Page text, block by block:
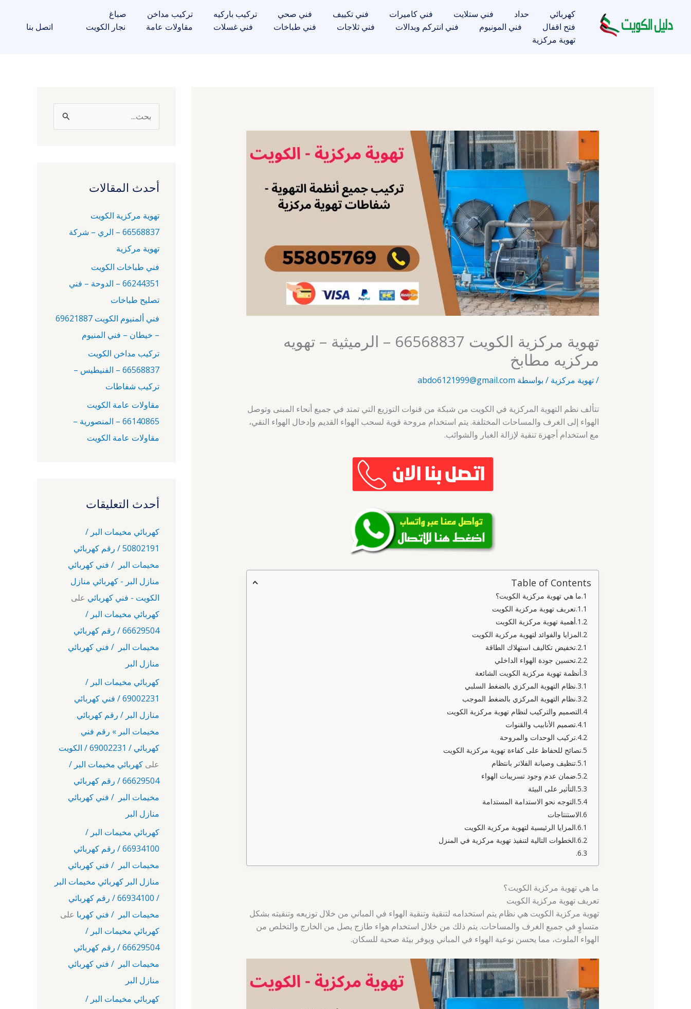
المحتوى
كهربائي حداد فني ستلايت فني كاميرات فني تكييف فني صحي تركيب باركيه تركيب مداخن
صباغ
فتح اقفال
فني المونيوم فني انتركم وبدالات فني ثلاجات فني طباخات فني غسلات مقاولات عامة
نجار الكويت
تهوية مركزية
اتصل بنا
تهوية مركزية الكويت 66568837 – الرميثية – تهويه
مركزيه مطابخ
/تهوية مركزية / بواسطة abdo6121999@gmail.com
تتألف نظم التهوية المركزية في الكويت من شبكة من قنوات التوزيع التي تمتد في جميع أنحاء المبنى وتوصل
الهواء إلى الغرف والمساحات المختلفة. يتم استخدام مروحة قوية لسحب الهواء القديم وإدخال الهواء النقي،
مع استخدام أجهزة تنقية لإزالة الغبار والشوائب.
Table of Contents
ما هي تهوية مركزية الكويت؟
تعريف تهوية مركزية الكويت
أهمية تهوية مركزية الكويت
المزايا والفوائد لتهوية مركزية الكويت
تخفيض تكاليف استهلاك الطاقة
تحسين جودة الهواء الداخلي
أنظمة تهوية مركزية الكويت الشائعة
نظام التهوية المركزي بالضغط السلبي
نظام التهوية المركزي بالضغط الموجب
التصميم والتركيب لنظام تهوية مركزية الكويت
تصميم الأنابيب والقنوات
تركيب الوحدات والمروحة
نصائح للحفاظ على كفاءة تهوية مركزية الكويت
تنظيف وصيانة الفلاتر بانتظام
ضمان عدم وجود تسريبات الهواء
التأثير على البيئة
التوجه نحو الاستدامة المستدامة
الاستنتاجات
المزايا الرئيسية لتهوية مركزية الكويت
الخطوات التالية لتنفيذ تهوية مركزية في المنزل
ما هي تهوية مركزية الكويت؟
تعريف تهوية مركزية الكويت
تهوية مركزية الكويت هي نظام يتم استخدامه لتنقية وتنقية الهواء في المباني من خلال توزيعه وتنقيته بشكل
متساوٍ في جميع الغرف والمساحات. يتم ذلك من خلال استخدام هواء طازج يصل من الخارج والتخلص من
الهواء الملوث، مما يحسن نوعية الهواء في المباني ويوفر بيئة صحية للسكان.
ث
ن
:
أحدث المقالات
تهوية مركزية الكويت
66568837 – الري – شركة
تهوية مركزية
فني طباخات الكويت
66244351 – الدوحة – فني
تصليح طباخات
فني ألمنيوم الكويت 69621887
– خيطان – فني المنيوم
تركيب مداخن الكويت
66568837 – الفنيطيس –
تركيب شفاطات
مقاولات عامة الكويت
66140865 – المنصورية –
مقاولات عامة الكويت
أحدث التعليقات
كهربائي مخيمات البر /
50802191 / رقم كهربائي
مخيمات البر / فني كهربائي
منازل البر - كهربائي منازل
الكويت - فني كهربائي على
كهربائي مخيمات البر /
66629504 / رقم كهربائي
مخيمات البر / فني كهربائي
منازل البر
كهربائي مخيمات البر /
69002231 / فني كهربائي
منازل البر / رقم كهربائي
مخيمات البر » رقم فني
كهربائي / 69002231 / الكويت
على كهربائي مخيمات البر /
66629504 / رقم كهربائي
مخيمات البر / فني كهربائي
منازل البر
كهربائي مخيمات البر /
66934100 / رقم كهربائي
مخيمات البر / فني كهربائي
منازل البر كهربائي مخيمات البر
/ 66934100 / رقم كهربائي
مخيمات البر / فني كهربا على
كهربائي مخيمات البر /
66629504 / رقم كهربائي
مخيمات البر / فني كهربائي
منازل البر
كهربائي مخيمات البر /